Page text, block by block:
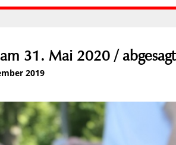
31. Mai 2020 / abgesagt
2019